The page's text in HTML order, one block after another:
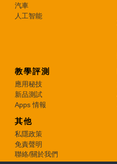
汽車
人工智能
教學評測
應用秘技
新品測試
Apps 情報
其他
私隱政策
免責聲明
聯絡/關於我們